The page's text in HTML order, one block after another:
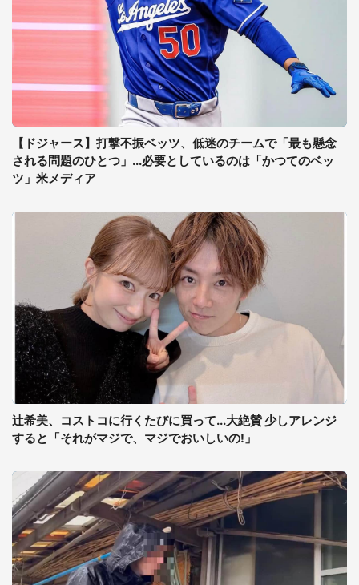
【ドジャース】打撃不振ベッツ、低迷のチームで「最も懸念
される問題のひとつ」...必要としているのは「かつてのベッ
ツ」米メディア
辻希美、コストコに行くたびに買って...大絶賛 少しアレンジ
すると「それがマジで、マジでおいしいの!」